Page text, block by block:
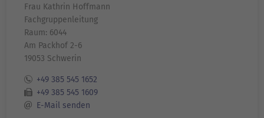
Frau Kathrin Hoffmann
Fachgruppenleitung
Raum: 6044
Am Packhof 2-6
19053 Schwerin
+49 385 545 1652
+49 385 545 1609
E-Mail senden